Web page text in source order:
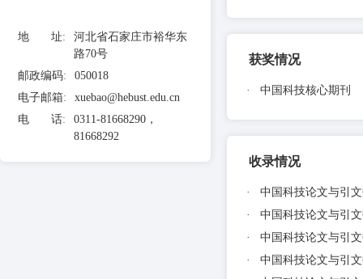
地 址:
河北省石家庄市裕华东
路70号
邮政编码:
050018
电子邮箱:
xuebao@hebust.edu.cn
电 话:
0311-81668290，
81668292
获奖情况
· 中国科技核心期刊
收录情况
·
中国科技论文与引
·
中国科技论文与引
·
中国科技论文与引
·
中国科技论文与引